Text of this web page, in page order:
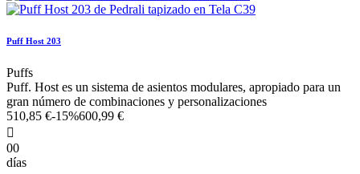
Puff Host 203
Puffs
Puff. Host es un sistema de asientos modulares, apropiado para un
gran número de combinaciones y personalizaciones
510,85 €-15%600,99 €

00
días